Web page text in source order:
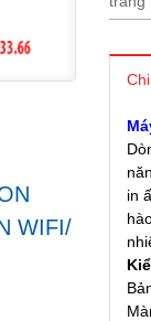
WIFI/
in